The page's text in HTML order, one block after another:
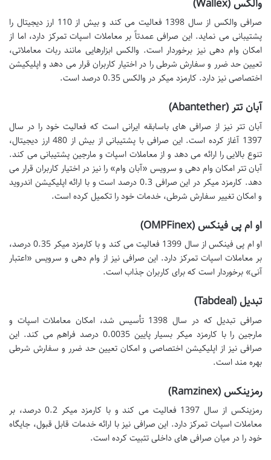
والکس (Wallex)
صرافی والکس از سال 1398 فعالیت می کند و بیش از 110 ارز دیجیتال را
پشتیبانی می نماید. این صرافی عمدتاً بر معاملات اسپات تمرکز دارد، اما از
امکان وام دهی نیز برخوردار است. والکس ابزارهایی مانند ربات معاملاتی،
تعیین حد ضرر و سفارش شرطی را در اختیار کاربران قرار می دهد و اپلیکیشن
اختصاصی نیز دارد. کارمزد میکر در والکس 0.35 درصد است.
آبان تتر (Abantether)
آبان تتر نیز از صرافی های باسابقه ایرانی است که فعالیت خود را در سال
1397 آغاز کرده است. این صرافی با پشتیبانی از بیش از 480 ارز دیجیتال،
تنوع بالایی را ارائه می دهد و از معاملات اسپات و مارجین پشتیبانی می کند.
آبان تتر امکان وام دهی و سرویس «آبان وام» را نیز در اختیار کاربران قرار می
دهد. کارمزد میکر در این صرافی 0.3 درصد است و با ارائه اپلیکیشن اندروید
و امکان تغییر سفارش شرطی، خدمات خود را تکمیل کرده است.
او ام پی فینکس (OMPFinex)
او ام پی فینکس از سال 1399 فعالیت می کند و با کارمزد میکر 0.35 درصد،
بر معاملات اسپات تمرکز دارد. این صرافی نیز از وام دهی و سرویس «اعتبار
آنی» برخوردار است که برای کاربران جذاب است.
تبدیل (Tabdeal)
صرافی تبدیل که در سال 1398 تأسیس شد، امکان معاملات اسپات و
مارجین را با کارمزد میکر بسیار پایین 0.0035 درصد فراهم می کند. این
صرافی نیز از اپلیکیشن اختصاصی و امکان تعیین حد ضرر و سفارش شرطی
بهره مند است.
رمزینکس (Ramzinex)
رمزینکس از سال 1397 فعالیت می کند و با کارمزد میکر 0.2 درصد، بر
معاملات اسپات تمرکز دارد. این صرافی نیز با ارائه خدمات قابل قبول، جایگاه
خود را در میان صرافی های داخلی تثبیت کرده است.